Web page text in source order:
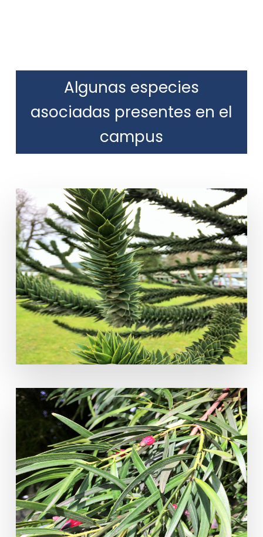
Algunas especies
asociadas presentes en el
campus
Araucaria araucana
Podocarpus saligna D. Don